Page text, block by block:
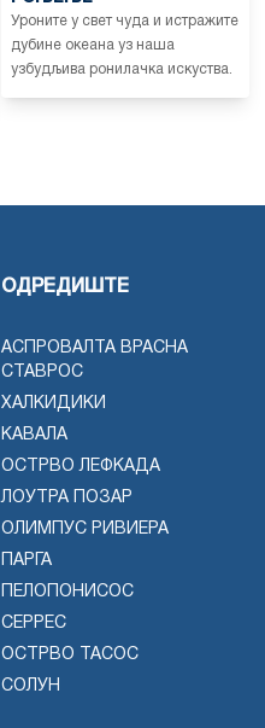
Уроните у свет чуда и истражите
дубине океана уз наша
узбудљива ронилачка искуства.
ОДРЕДИШТЕ
АСПРОВАЛТА ВРАСНА
СТАВРОС
ХАЛКИДИКИ
КАВАЛА
ОСТРВО ЛЕФКАДА
ЛОУТРА ПОЗАР
ОЛИМПУС РИВИЕРА
ПАРГА
ПЕЛОПОНИСОС
СЕРРЕС
ОСТРВО ТАСОС
СОЛУН